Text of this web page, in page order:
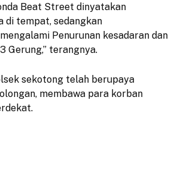
Beat Street dinyatakan
di tempat, sedangkan
Penurunan kesadaran dan
Gerung,” terangnya.
sekotong telah berupaya
membawa para korban